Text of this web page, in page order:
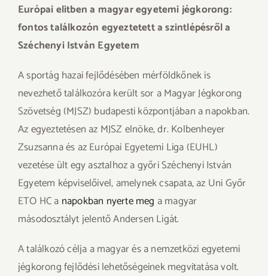
Európai elitben a magyar egyetemi jégkorong:
fontos találkozón egyeztetett a szintlépésről a
Széchenyi István Egyetem
A sportág hazai fejlődésében mérföldkőnek is
nevezhető találkozóra került sor a Magyar Jégkorong
Szövetség (MJSZ) budapesti központjában a napokban.
Az egyeztetésen az MJSZ elnöke, dr. Kolbenheyer
Zsuzsanna és az Európai Egyetemi Liga (EUHL)
vezetése ült egy asztalhoz a győri Széchenyi István
Egyetem képviselőivel, amelynek csapata, az Uni Győr
ETO HC a napokban nyerte meg a magyar
másodosztályt jelentő Andersen Ligát.
A találkozó célja a magyar és a nemzetközi egyetemi
jégkorong fejlődési lehetőségeinek megvitatása volt.